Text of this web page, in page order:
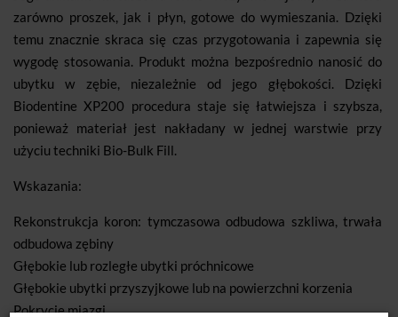
zarówno proszek, jak i płyn, gotowe do wymieszania. Dzięki
temu znacznie skraca się czas przygotowania i zapewnia się
wygodę stosowania. Produkt można bezpośrednio nanosić do
ubytku w zębie, niezależnie od jego głębokości. Dzięki
Biodentine XP200 procedura staje się łatwiejsza i szybsza,
ponieważ materiał jest nakładany w jednej warstwie przy
użyciu techniki Bio-Bulk Fill.
Wskazania:
Rekonstrukcja koron: tymczasowa odbudowa szkliwa, trwała
odbudowa zębiny
Głębokie lub rozległe ubytki próchnicowe
Głębokie ubytki przyszyjkowe lub na powierzchni korzenia
Pokrycie miazgi